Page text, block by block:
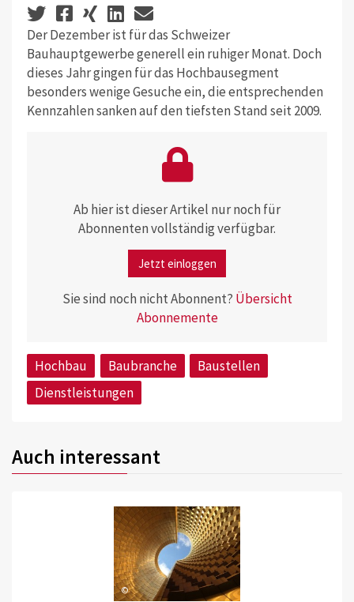
Der Dezember ist für das Schweizer
Bauhauptgewerbe generell ein ruhiger Monat. Doch
dieses Jahr gingen für das Hochbausegment
besonders wenige Gesuche ein, die entsprechenden
Kennzahlen sanken auf den tiefsten Stand seit 2009.
Ab hier ist dieser Artikel nur noch für
Abonnenten vollständig verfügbar.
Jetzt einloggen
Sie sind noch nicht Abonnent? Übersicht
Abonnemente
Hochbau Baubranche
Baustellen
Dienstleistungen
Auch interessant
©